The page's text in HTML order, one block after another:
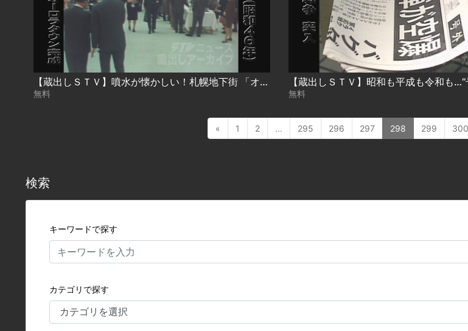
【蔵出しＳＴＶ】噴水が懐かしい！札幌地下街 「オーロラタウン」完成 ５３年前・１９７１年１１月１６日
無料 無料
« 1 2 ... 295 296 297 298 299 300
検索
キーワードで探す
カテゴリで探す